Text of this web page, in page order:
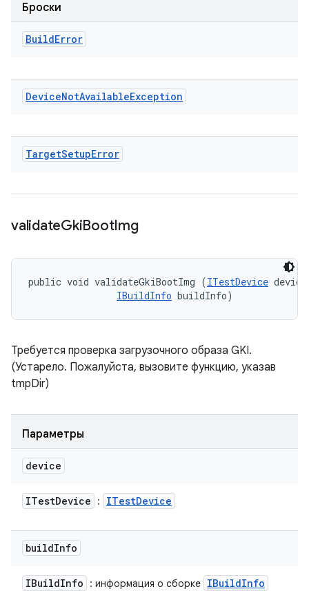
Броски
BuildError
DeviceNotAvailableException
TargetSetupError
validateGkiBootImg
public void validateGkiBootImg (ITestDevice
IBuildInfo buildInfo)
Требуется проверка загрузочного образа GKI.
(Устарело. Пожалуйста, вызовите функцию, указав
tmpDir)
Параметры
device
ITestDevice : ITestDevice
buildInfo
IBuildInfo : информация о сборке IBuildInfo